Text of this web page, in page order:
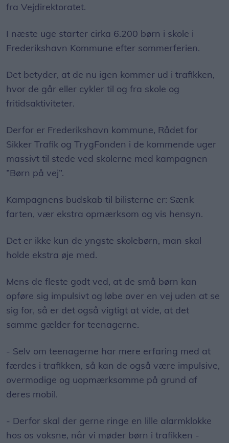
fra Vejdirektoratet.
I næste uge starter cirka 6.200 børn i skole i
Frederikshavn Kommune efter sommerferien.
Det betyder, at de nu igen kommer ud i trafikken,
hvor de går eller cykler til og fra skole og
fritidsaktiviteter.
Derfor er Frederikshavn kommune, Rådet for
Sikker Trafik og TrygFonden i de kommende uger
massivt til stede ved skolerne med kampagnen
”Børn på vej”.
Kampagnens budskab til bilisterne er: Sænk
farten, vær ekstra opmærksom og vis hensyn.
Det er ikke kun de yngste skolebørn, man skal
holde ekstra øje med.
Mens de fleste godt ved, at de små børn kan
opføre sig impulsivt og løbe over en vej uden at se
sig for, så er det også vigtigt at vide, at det
samme gælder for teenagerne.
- Selv om teenagerne har mere erfaring med at
færdes i trafikken, så kan de også være impulsive,
overmodige og uopmærksomme på grund af
deres mobil.
- Derfor skal der gerne ringe en lille alarmklokke
hos os voksne, når vi møder børn i trafikken -